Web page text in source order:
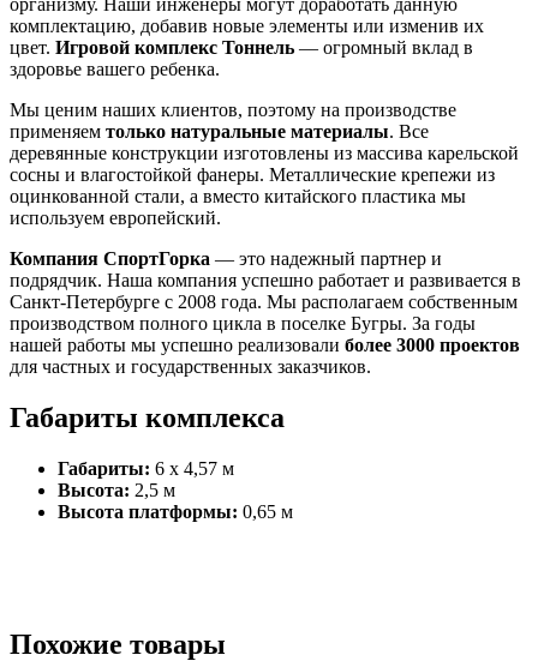
комплектацию, добавив новые элементы или изменив их
цвет. Игровой комплекс Тоннель — огромный вклад в
здоровье вашего ребенка.
Мы ценим наших клиентов, поэтому на производстве
применяем только натуральные материалы. Все
деревянные конструкции изготовлены из массива карельской
сосны и влагостойкой фанеры. Металлические крепежи из
оцинкованной стали, а вместо китайского пластика мы
используем европейский.
Компания СпортГорка — это надежный партнер и
подрядчик. Наша компания успешно работает и развивается в
Санкт-Петербурге с 2008 года. Мы располагаем собственным
производством полного цикла в поселке Бугры. За годы
нашей работы мы успешно реализовали более 3000 проектов
для частных и государственных заказчиков.
Габариты комплекса
Габариты: 6 х 4,57 м
Высота: 2,5 м
Высота платформы: 0,65 м
Похожие товары